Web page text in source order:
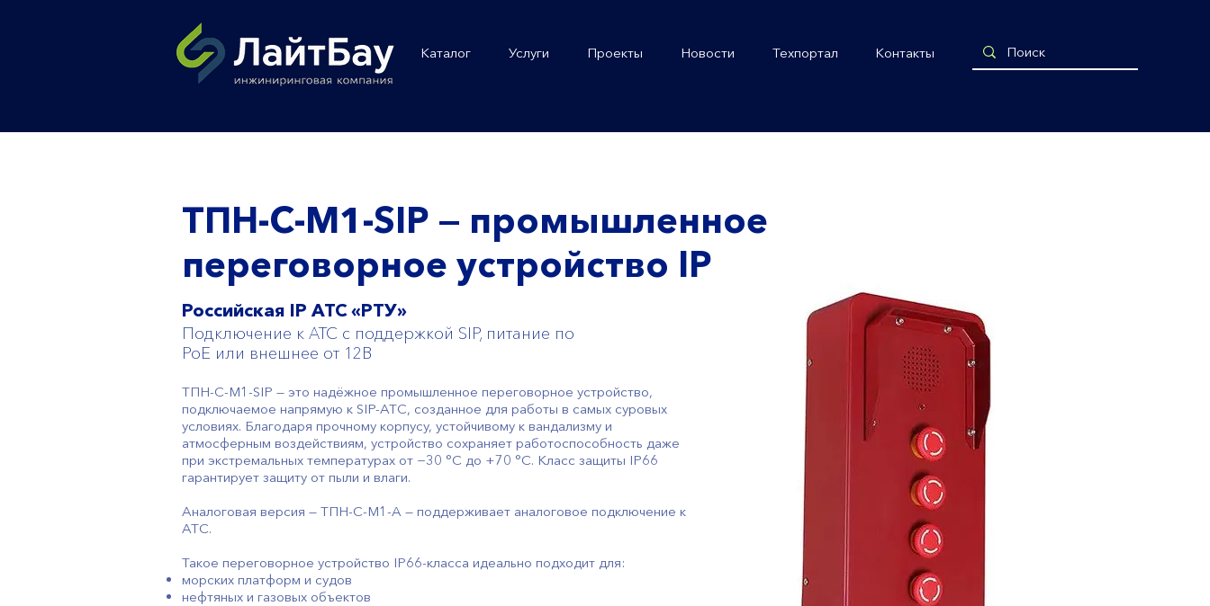
Каталог Услуги Проекты Новости Техпортал Контакты
ТПН-С-М1-SIP — промышленное
переговорное устройство IP
Российская IP АТС «РТУ»
ТПН-С-М1-SIP — это надёжное промышленное переговорное устройство,
подключаемое напрямую к SIP-АТС, созданное для работы в самых суровых
условиях. Благодаря прочному корпусу, устойчивому к вандализму и
атмосферным воздействиям, устройство сохраняет работоспособность даже
при экстремальных температурах от −30 °C до +70 °C. Класс защиты IP66
гарантирует защиту от пыли и влаги.
Аналоговая версия — ТПН-С-М1-A — поддерживает аналоговое подключение к
АТС.
Такое переговорное устройство IP66-класса идеально подходит для:
морских платформ и судов
нефтяных и газовых объектов
Подключение к АТС с поддержкой SIP, питание по
PoE или внешнее от 12В